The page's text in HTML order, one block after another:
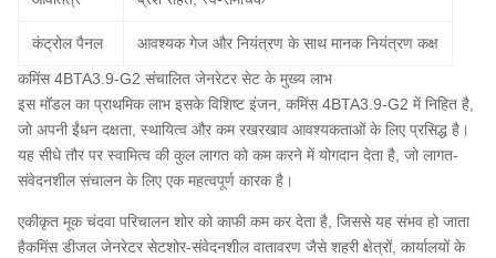
कंट्रोल पैनल
आवश्यक गेज और नियंत्रण के साथ मानक नियंत्रण कक्ष
कमिंस 4BTA3.9-G2 संचालित जेनरेटर सेट के मुख्य लाभ
इस मॉडल का प्राथमिक लाभ इसके विशिष्ट इंजन, कमिंस 4BTA3.9-G2 में निहित है,
जो अपनी ईंधन दक्षता, स्थायित्व और कम रखरखाव आवश्यकताओं के लिए प्रसिद्ध है।
यह सीधे तौर पर स्वामित्व की कुल लागत को कम करने में योगदान देता है, जो लागत-
संवेदनशील संचालन के लिए एक महत्वपूर्ण कारक है।
एकीकृत मूक चंदवा परिचालन शोर को काफी कम कर देता है, जिससे यह संभव हो जाता
हैकमिंस डीजल जेनरेटर सेटशोर-संवेदनशील वातावरण जैसे शहरी क्षेत्रों, कार्यालयों के